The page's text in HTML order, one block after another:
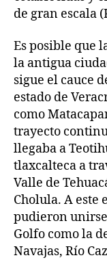
de gran escala
Es posible que
la antigua
sigue el cauce
estado de
como
trayecto
llegaba a
tlaxcalteca a
Valle de
Cholula. A este
pudieron
Golfo como la
Navajas, Río